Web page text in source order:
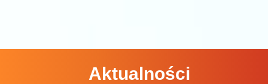
Aktualności